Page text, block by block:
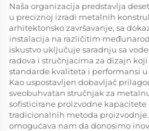
Naša organizacija predstavlja
u preciznoj izradi metalnih
arhitektonsko završavanje, sa
instalacija na različitim
iskustvo uključuje saradnju sa
radova i stručnjacima za dizajn
standarde kvaliteta i performansi
Kao uspostavljen dobavljač
sveobuhvatan stručnjak za
sofisticirane proizvodne
tradicionalnih metoda proizvodnje.
omogućava nam da donosimo